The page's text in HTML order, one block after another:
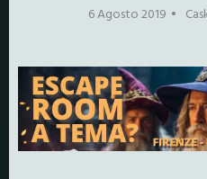
6 Agosto 2019